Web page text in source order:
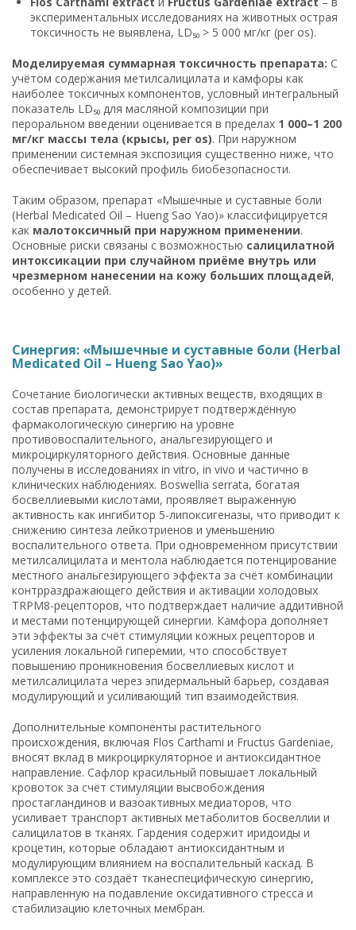
экспериментальных исследованиях на животных острая
токсичность не выявлена, LD₅₀ > 5 000 мг/кг (per os).
Моделируемая суммарная токсичность препарата: С
учётом содержания метилсалицилата и камфоры как
наиболее токсичных компонентов, условный интегральный
показатель LD₅₀ для масляной композиции при
пероральном введении оценивается в пределах 1 000–1 200
мг/кг массы тела (крысы, per os). При наружном
применении системная экспозиция существенно ниже, что
обеспечивает высокий профиль биобезопасности.
Таким образом, препарат «Мышечные и суставные боли
(Herbal Medicated Oil – Hueng Sao Yao)» классифицируется
как малотоксичный при наружном применении.
Основные риски связаны с возможностью салицилатной
интоксикации при случайном приёме внутрь или
чрезмерном нанесении на кожу больших площадей,
особенно у детей.
Синергия: «Мышечные и суставные боли (Herbal
Medicated Oil – Hueng Sao Yao)»
Сочетание биологически активных веществ, входящих в
состав препарата, демонстрирует подтверждённую
фармакологическую синергию на уровне
противовоспалительного, анальгезирующего и
микроциркуляторного действия. Основные данные
получены в исследованиях in vitro, in vivo и частично в
клинических наблюдениях. Boswellia serrata, богатая
босвеллиевыми кислотами, проявляет выраженную
активность как ингибитор 5-липоксигеназы, что приводит к
снижению синтеза лейкотриенов и уменьшению
воспалительного ответа. При одновременном присутствии
метилсалицилата и ментола наблюдается потенцирование
местного анальгезирующего эффекта за счёт комбинации
контрраздражающего действия и активации холодовых
TRPM8-рецепторов, что подтверждает наличие аддитивной
и местами потенцирующей синергии. Камфора дополняет
эти эффекты за счёт стимуляции кожных рецепторов и
усиления локальной гиперемии, что способствует
повышению проникновения босвеллиевых кислот и
метилсалицилата через эпидермальный барьер, создавая
модулирующий и усиливающий тип взаимодействия.
Дополнительные компоненты растительного
происхождения, включая Flos Carthami и Fructus Gardeniae,
вносят вклад в микроциркуляторное и антиоксидантное
направление. Сафлор красильный повышает локальный
кровоток за счёт стимуляции высвобождения
простагландинов и вазоактивных медиаторов, что
усиливает транспорт активных метаболитов босвеллии и
салицилатов в тканях. Гардения содержит иридоиды и
кроцетин, которые обладают антиоксидантным и
модулирующим влиянием на воспалительный каскад. В
комплексе это создаёт тканеспецифическую синергию,
направленную на подавление оксидативного стресса и
стабилизацию клеточных мембран.